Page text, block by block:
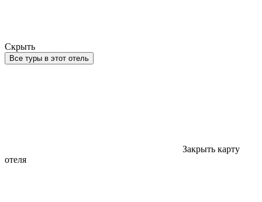
Скрыть
Все туры в этот отель
Закрыть карту
отеля